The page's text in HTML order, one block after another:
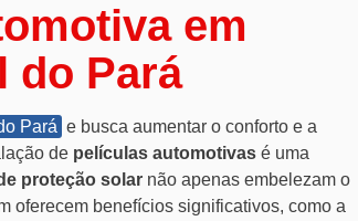
em
do Pará
Pará e busca aumentar o conforto e a
de películas automotivas é uma
proteção solar não apenas embelezam o
oferecem benefícios significativos, como a